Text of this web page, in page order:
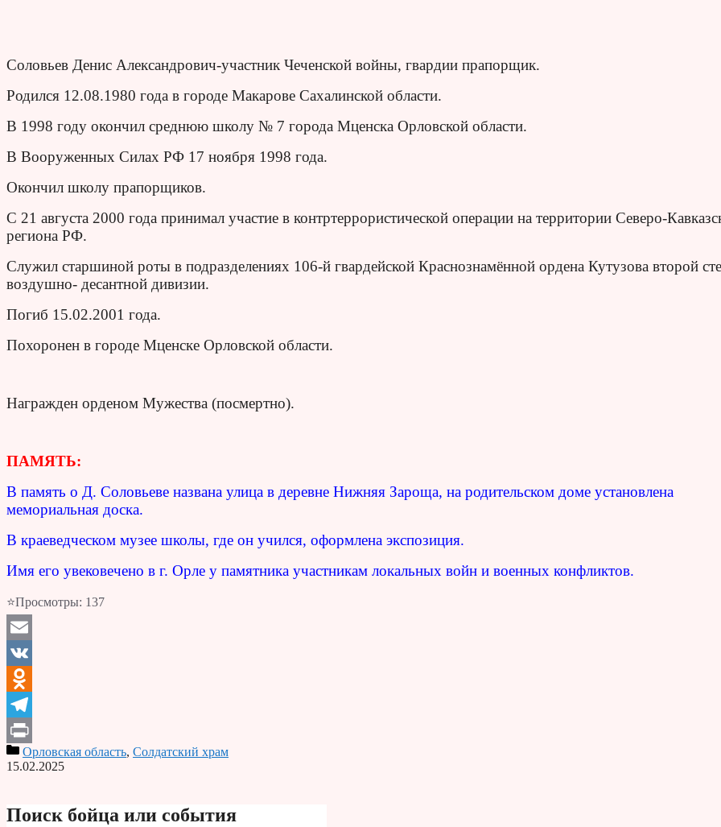
Соловьев Денис Александрович-участник Чеченской войны, гвардии прапорщик.
Родился 12.08.1980 года в городе Макарове Сахалинской области.
В 1998 году окончил среднюю школу № 7 города Мценска Орловской области.
В Вооруженных Силах РФ 17 ноября 1998 года.
Окончил школу прапорщиков.
С 21 августа 2000 года принимал участие в контртеррористической операции на территории Северо-
региона РФ.
Служил старшиной роты в подразделениях 106-й гвардейской Краснознамённой ордена Кутузова второй
воздушно- десантной дивизии.
Погиб 15.02.2001 года.
Похоронен в городе Мценске Орловской области.
Награжден орденом Мужества (посмертно).
ПАМЯТЬ:
В память о Д. Соловьеве названа улица в деревне Нижняя Зароща, на родительском доме установлена
мемориальная доска.
В краеведческом музее школы, где он учился, оформлена экспозиция.
Имя его увековечено в г. Орле у памятника участникам локальных войн и военных конфликтов.
⭐Просмотры: 137
Email
VK
Odnoklassniki
Telegram
PrintОрловская область, Солдатский храм
15.02.2025
Поиск бойца или события